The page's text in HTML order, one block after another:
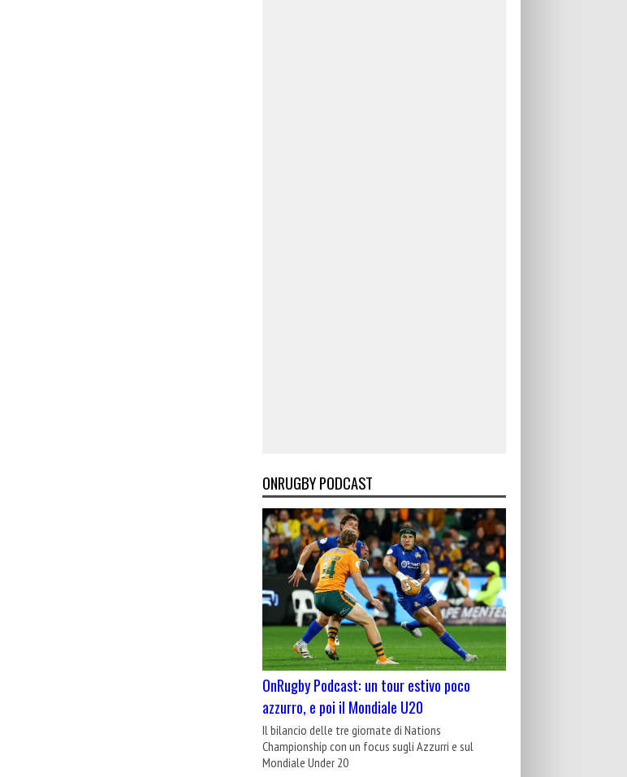
ONRUGBY PODCAST
OnRugby Podcast: un tour estivo poco
azzurro, e poi il Mondiale U20
Il bilancio delle tre giornate di Nations
Championship con un focus sugli Azzurri e sul
Mondiale Under 20